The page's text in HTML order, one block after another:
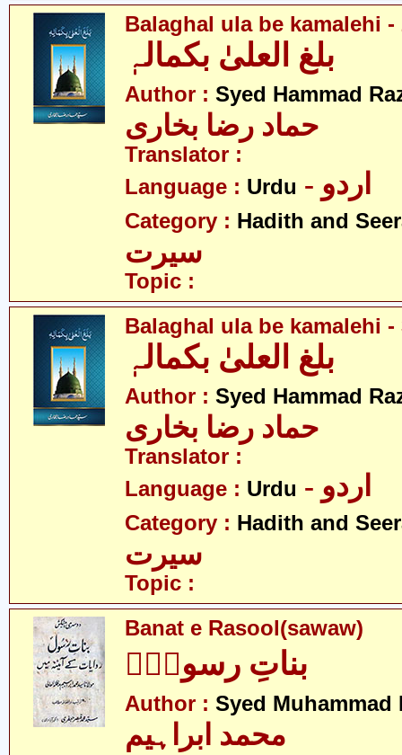
Balaghal ula be kamalehi -
بلغ العلیٰ بکمالہٖ
Author : Syed Hammad
حماد رضا بخاری
Translator :
Language : Urdu - اردو
Category : Hadith and
سیرت
Topic :
Balaghal ula be kamalehi -
بلغ العلیٰ بکمالہٖ
Author : Syed Hammad
حماد رضا بخاری
Translator :
Language : Urdu - اردو
Category : Hadith and
سیرت
Topic :
Banat e Rasool(sawaw)
بناتِ رسولؑؐ
Author : Syed Muhammad
محمد ابراہیم